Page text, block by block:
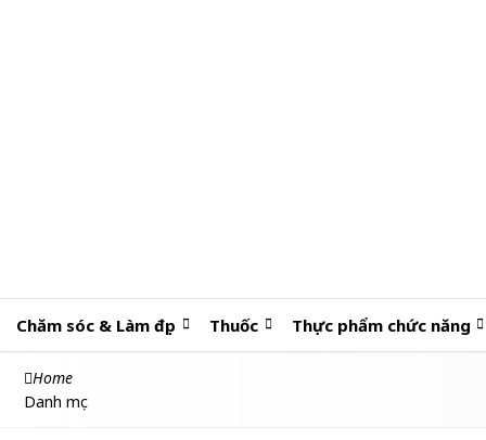
Chăm sóc & Làm đẹp Thuốc Thực phẩm chức năng
Home
Danh mục